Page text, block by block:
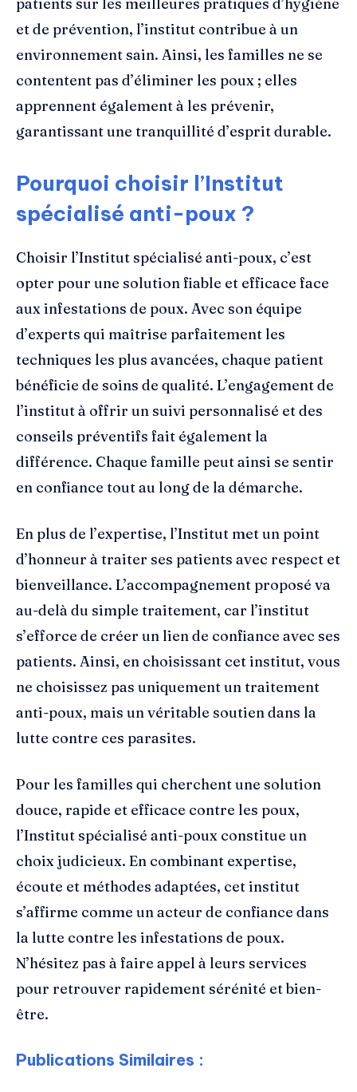
et de prévention, l’institut contribue à un
environnement sain. Ainsi, les familles ne se
contentent pas d’éliminer les poux ; elles
apprennent également à les prévenir,
garantissant une tranquillité d’esprit durable.
Pourquoi choisir l’Institut
spécialisé anti-poux ?
Choisir l’Institut spécialisé anti-poux, c’est
opter pour une solution fiable et efficace face
aux infestations de poux. Avec son équipe
d’experts qui maîtrise parfaitement les
techniques les plus avancées, chaque patient
bénéficie de soins de qualité. L’engagement de
l’institut à offrir un suivi personnalisé et des
conseils préventifs fait également la
différence. Chaque famille peut ainsi se sentir
en confiance tout au long de la démarche.
En plus de l’expertise, l’Institut met un point
d’honneur à traiter ses patients avec respect et
bienveillance. L’accompagnement proposé va
au-delà du simple traitement, car l’institut
s’efforce de créer un lien de confiance avec ses
patients. Ainsi, en choisissant cet institut, vous
ne choisissez pas uniquement un traitement
anti-poux, mais un véritable soutien dans la
lutte contre ces parasites.
Pour les familles qui cherchent une solution
douce, rapide et efficace contre les poux,
l’Institut spécialisé anti-poux constitue un
choix judicieux. En combinant expertise,
écoute et méthodes adaptées, cet institut
s’affirme comme un acteur de confiance dans
la lutte contre les infestations de poux.
N’hésitez pas à faire appel à leurs services
pour retrouver rapidement sérénité et bien-
être.
Publications Similaires :